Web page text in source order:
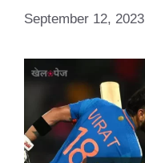
September 12, 2023